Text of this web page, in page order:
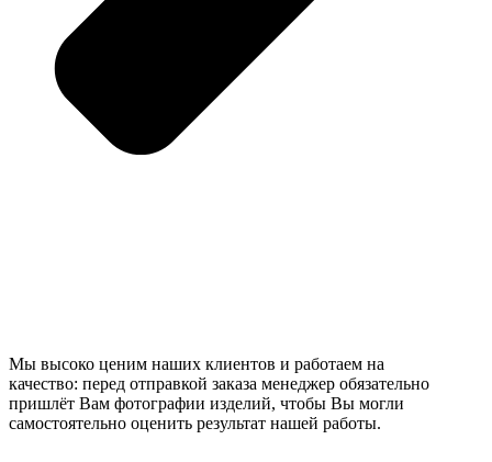
Мы высоко ценим наших клиентов и работаем на
качество: перед отправкой заказа менеджер обязательно
пришлёт Вам фотографии изделий, чтобы Вы могли
самостоятельно оценить результат нашей работы.